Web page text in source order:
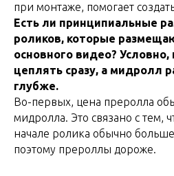
при монтаже, помогает
Есть ли принципиальные
роликов, которые
основного видео?
цеплять сразу, а мидролл
глубже.
Во-первых, цена преролла
мидролла. Это связано с тем,
начале ролика обычно
поэтому прероллы дороже.